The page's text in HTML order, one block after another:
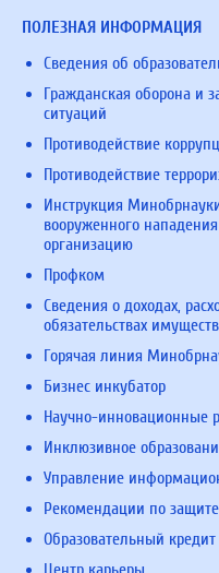
ПОЛЕЗНАЯ ИНФОРМАЦИЯ
Сведения об
Гражданская оборона и
ситуаций
Противодействие
Противодействие
Инструкция
вооруженного
организацию
Профком
Сведения о доходах,
обязательствах
Горячая линия
Бизнес инкубатор
Научно-инновационные
Инклюзивное
Управление
Рекомендации по
Образовательный